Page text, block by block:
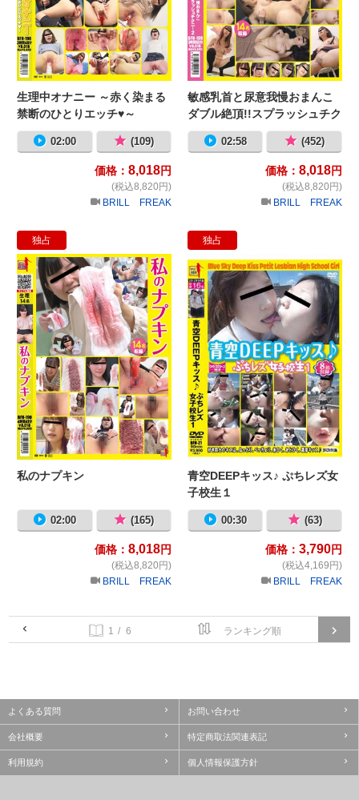
生理中オナニー ～赤く染まる
禁断のひとりエッチ♥～
02:00 (109)
価格： 8,018円
(税込8,820円)
BRILL FREAK
敏感乳首と尿意我慢おまんこ
ダブル絶頂!!スプラッシュチク
ニー2
02:58 (452)
価格： 8,018円
(税込8,820円)
BRILL FREAK
独占
私のナプキン
02:00 (165)
価格： 8,018円
(税込8,820円)
BRILL FREAK
独占
青空DEEPキッス♪ ぷちレズ女
子校生１
00:30 (63)
価格： 3,790円
(税込4,169円)
BRILL FREAK
/ 6
よくある質問 お問い合わせ
会社概要 特定商取法関連表記
利用規約 個人情報保護方針